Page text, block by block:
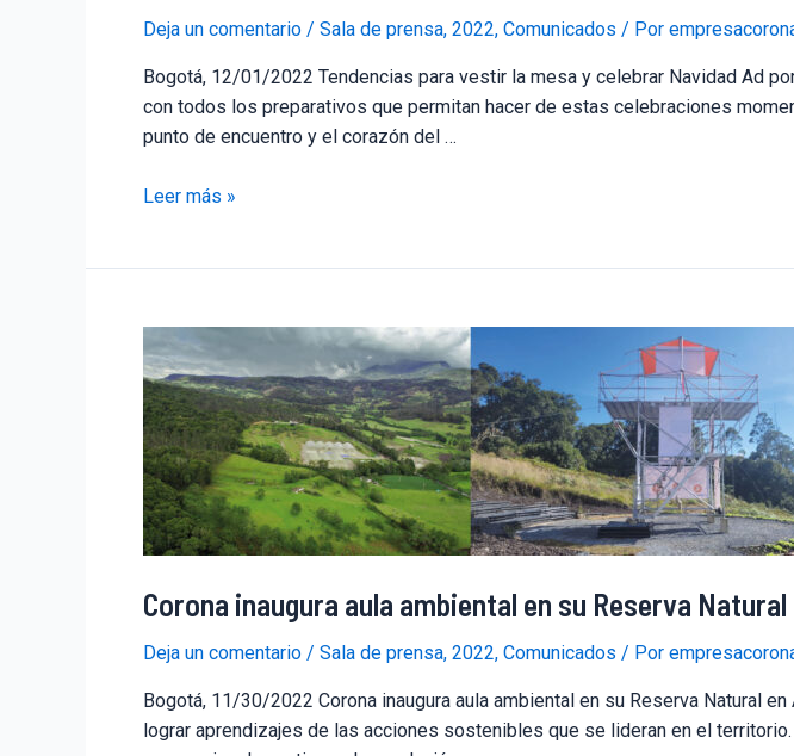
Deja un comentario / Sala de prensa, 2022, Comunicados / Por
Bogotá, 12/01/2022 Tendencias para vestir la mesa y celebrar Navidad Ad
con todos los preparativos que permitan hacer de estas celebraciones
punto de encuentro y el corazón del …
Leer más »
Corona inaugura aula ambiental en su Reserva
Deja un comentario / Sala de prensa, 2022, Comunicados / Por
Bogotá, 11/30/2022 Corona inaugura aula ambiental en su Reserva Natural
lograr aprendizajes de las acciones sostenibles que se lideran en el